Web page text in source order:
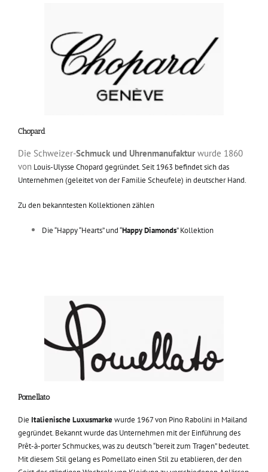
Chopard
Die Schweizer-Schmuck und Uhrenmanufakturwurde 1860
vonLouis-Ulysse Chopard gegründet. Seit 1963 befindet sich das
Unternehmen (geleitet von der Familie Scheufele) in deutscher Hand.
Zu den bekanntesten Kollektionen zählen
Die “Happy “Hearts” und “Happy Diamonds” Kollektion
Pomellato
Die Italienische Luxusmarkewurde 1967 von Pino Rabolini in Mailand
gegründet. Bekannt wurde das Unternehmen mit der Einführung des
Prêt-à-porter Schmuckes, was zu deutsch “bereit zum Tragen” bedeutet.
Mit diesem Stil gelang es Pomellato einen Stil zu etablieren, der den